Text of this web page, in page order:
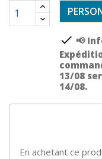
check 📢
13/08
14/08.
En achetant ce